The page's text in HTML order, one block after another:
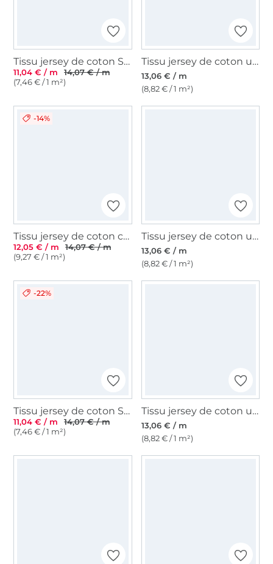
Tissu jersey de coton Sopo, rouge
11,04 € / m
14,07 € / m
(7,46 € / 1 m²)
Tissu jersey de coton uni, vert olive clair
13,06 € / m
(8,82 € / 1 m²)
-14%
Tissu jersey de coton côtelé Emma, blanc cassé
12,05 € / m
14,07 € / m
(9,27 € / 1 m²)
Tissu jersey de coton uni, violet foncé
13,06 € / m
(8,82 € / 1 m²)
-22%
Tissu jersey de coton Sopo, jaune
11,04 € / m
14,07 € / m
(7,46 € / 1 m²)
Tissu jersey de coton uni, orange
13,06 € / m
(8,82 € / 1 m²)